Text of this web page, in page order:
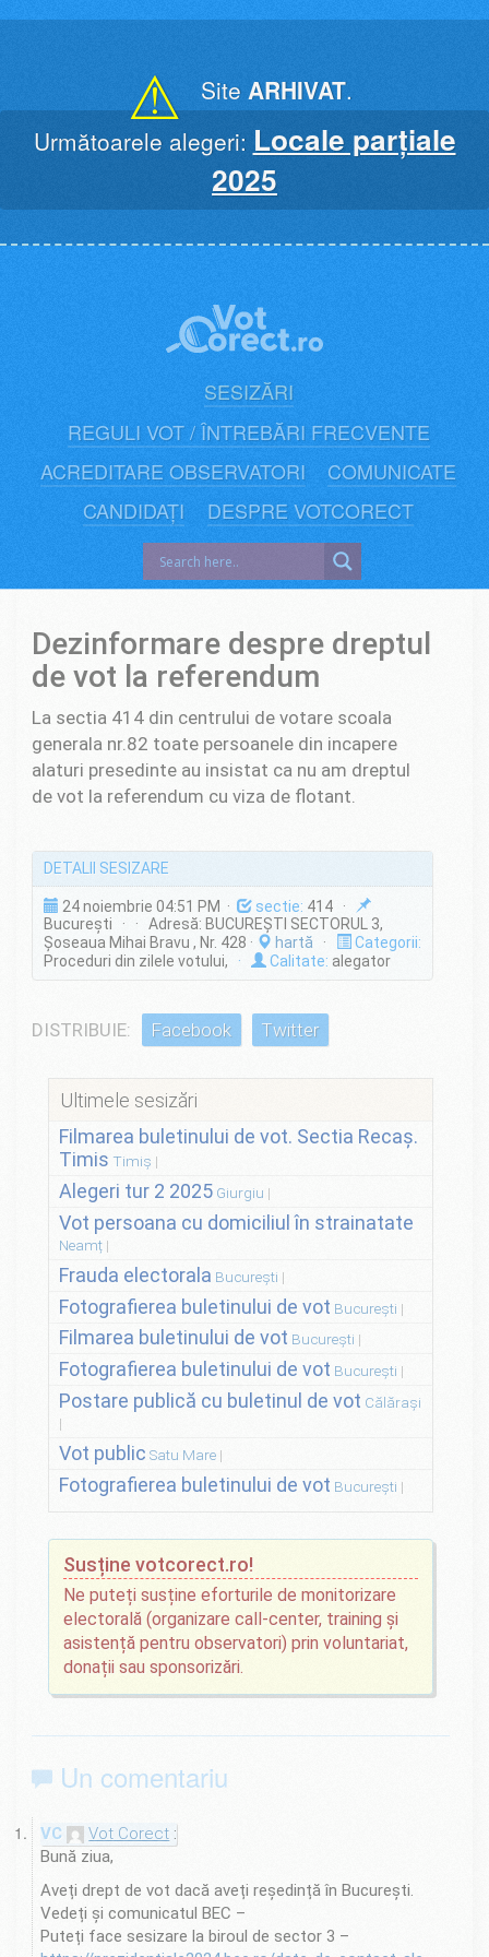
⚠ Site ARHIVAT.
Următoarele alegeri: Locale parțiale
2025
SESIZĂRI
REGULI VOT / ÎNTREBĂRI FRECVENTE
ACREDITARE OBSERVATORI
COMUNICATE
CANDIDAȚI
DESPRE VOTCORECT
Dezinformare despre dreptul
de vot la referendum
La sectia 414 din centrului de votare scoala
generala nr.82 toate persoanele din incapere
alaturi presedinte au insistat ca nu am dreptul
de vot la referendum cu viza de flotant.
DETALII SESIZARE
24 noiembrie 04:51 PM · sectie: 414 ·
București · · Adresă: BUCUREŞTI SECTORUL 3,
Şoseaua Mihai Bravu , Nr. 428 ·
hartă ·
Categorii:
Proceduri din zilele votului,
· Calitate: alegator
DISTRIBUIE: Facebook Twitter
Ultimele sesizări
Filmarea buletinului de vot. Sectia Recaș.
Timis Timiș
Alegeri tur 2 2025 Giurgiu
Vot persoana cu domiciliul în strainatate
Neamț
Frauda electorala București
Fotografierea buletinului de vot București
Filmarea buletinului de vot București
Fotografierea buletinului de vot București
Postare publică cu buletinul de vot Călărași
Vot public Satu Mare
Fotografierea buletinului de vot București
Susține votcorect.ro!
Ne puteți susține eforturile de monitorizare
electorală (organizare call-center, training și
asistență pentru observatori) prin voluntariat,
donații sau sponsorizări.
Un comentariu
Vot Corect
Bună ziua,
Aveți drept de vot dacă aveți reședință în București.
Vedeți și comunicatul BEC –
Puteți face sesizare la biroul de sector 3 –